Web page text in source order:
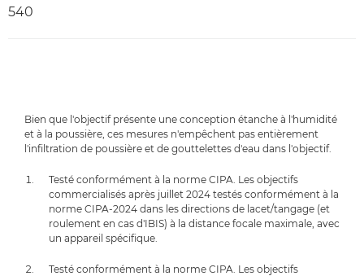
540
Bien que l'objectif présente une conception étanche à l'humidité
et à la poussière, ces mesures n'empêchent pas entièrement
l'infiltration de poussière et de gouttelettes d'eau dans l'objectif.
Testé conformément à la norme CIPA. Les objectifs
commercialisés après juillet 2024 testés conformément à la
norme CIPA-2024 dans les directions de lacet/tangage (et
roulement en cas d'IBIS) à la distance focale maximale, avec
un appareil spécifique.
Testé conformément à la norme CIPA. Les objectifs